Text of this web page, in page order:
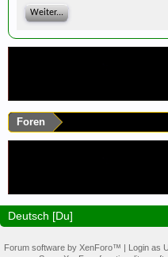
Weiter...
Foren
Deutsch [Du]
Forum software by XenForo™ | Login as